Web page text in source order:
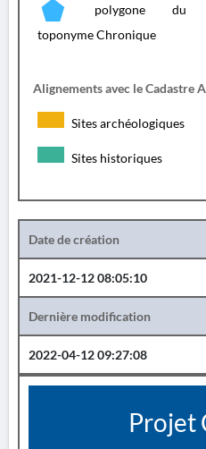
polygone du
toponyme Chronique
Alignements avec le Cadastre
Sites archéologiques
Sites historiques
Date de création
2021-12-12 08:05:10
Dernière modification
2022-04-12 09:27:08
Projet